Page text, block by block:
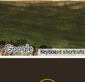
Keyboard shortcuts